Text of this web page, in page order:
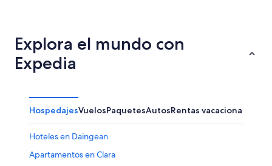
Explora el mundo con
Expedia
HospedajesVuelosPaquetesAutosRentas vacacionales
Hoteles en Daingean
Apartamentos en Clara